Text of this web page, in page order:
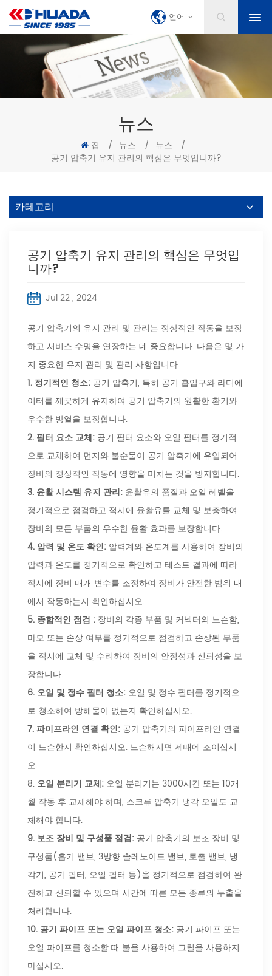
언어
뉴스
집 / 뉴스 / 뉴스
/
공기 압축기 유지 관리의 핵심은 무엇입니까?
카테고리
공기 압축기 유지 관리의 핵심은 무엇입
니까?
Jul 22 , 2024
공기 압축기의 유지 관리 및 관리는 정상적인 작동을 보장
하고 서비스 수명을 연장하는 데 중요합니다. 다음은 몇 가
지 중요한 유지 관리 및 관리 사항입니다.
1. 정기적인 청소: 공기 압축기, 특히 공기 흡입구와 라디에
이터를 깨끗하게 유지하여 공기 압축기의 원활한 환기와
우수한 방열을 보장합니다.
2. 필터 요소 교체: 공기 필터 요소와 오일 필터를 정기적
으로 교체하여 먼지와 불순물이 공기 압축기에 유입되어
장비의 정상적인 작동에 영향을 미치는 것을 방지합니다.
3. 윤활 시스템 유지 관리: 윤활유의 품질과 오일 레벨을
정기적으로 점검하고 적시에 윤활유를 교체 및 보충하여
장비의 모든 부품의 우수한 윤활 효과를 보장합니다.
4. 압력 및 온도 확인: 압력계와 온도계를 사용하여 장비의
압력과 온도를 정기적으로 확인하고 테스트 결과에 따라
적시에 장비 매개 변수를 조정하여 장비가 안전한 범위 내
에서 작동하는지 확인하십시오.
5. 종합적인 점검 : 장비의 각종 부품 및 커넥터의 느슨함,
마모 또는 손상 여부를 정기적으로 점검하고 손상된 부품
을 적시에 교체 및 수리하여 장비의 안정성과 신뢰성을 보
장합니다.
6. 오일 및 정수 필터 청소: 오일 및 정수 필터를 정기적으
로 청소하여 방해물이 없는지 확인하십시오.
7. 파이프라인 연결 확인: 공기 압축기의 파이프라인 연결
이 느슨한지 확인하십시오. 느슨해지면 제때에 조이십시
오.
8. 오일 분리기 교체: 오일 분리기는 3000시간 또는 10개
월 작동 후 교체해야 하며, 스크류 압축기 냉각 오일도 교
체해야 합니다.
9. 보조 장비 및 구성품 점검: 공기 압축기의 보조 장비 및
구성품(흡기 밸브, 3방향 솔레노이드 밸브, 토출 밸브, 냉
각기, 공기 필터, 오일 필터 등)을 정기적으로 점검하여 완
전하고 신뢰할 수 있으며 시간에 따른 모든 종류의 누출을
처리합니다.
10. 공기 파이프 또는 오일 파이프 청소: 공기 파이프 또는
오일 파이프를 청소할 때 불을 사용하여 그릴을 사용하지
마십시오.